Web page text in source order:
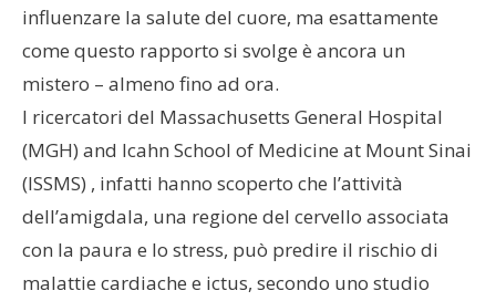
influenzare la salute del cuore, ma esattamente
come questo rapporto si svolge è ancora un
mistero – almeno fino ad ora.
I ricercatori del Massachusetts General Hospital
(MGH) and Icahn School of Medicine at Mount Sinai
(ISSMS) , infatti hanno scoperto che l’attività
dell’amigdala, una regione del cervello associata
con la paura e lo stress, può predire il rischio di
malattie cardiache e ictus, secondo uno studio